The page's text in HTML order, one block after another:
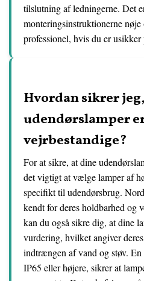
tilslutning af ledningerne. Det
monteringsinstruktionerne
professionel, hvis du er usikker
Hvordan sikrer
udendørslamper
vejrbestandige?
For at sikre, at dine
det vigtigt at vælge lamper af
specifikt til udendørsbrug.
kendt for deres holdbarhed og
kan du også sikre dig, at dine
vurdering, hvilket angiver
indtrængen af vand og støv.
IP65 eller højere, sikrer at